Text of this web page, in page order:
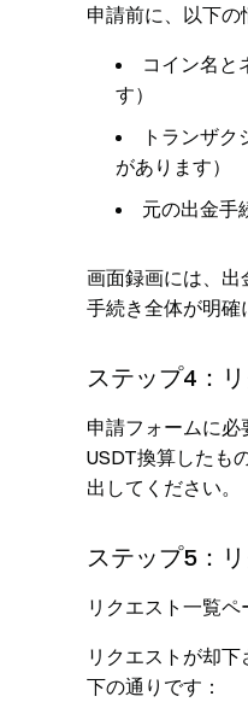
申請前に、以下の
コイン名と
す）
トランザ
があります）
元の出金手
画面録画には、
手続き全体が明確
ステップ4：
申請フォームに
USDT換算したも
出してください。
ステップ5：
リクエスト一覧
リクエストが却
下の通りです：